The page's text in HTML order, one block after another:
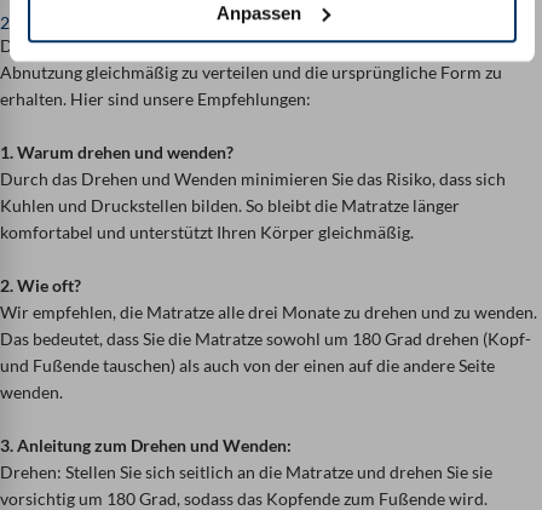
Anpassen
2. Regemäßiges Drehen und Wenden
Das regelmäßige Drehen und Wenden Ihrer Matratze hilft, die
Abnutzung gleichmäßig zu verteilen und die ursprüngliche Form zu
erhalten. Hier sind unsere Empfehlungen:
1. Warum drehen und wenden?
Durch das Drehen und Wenden minimieren Sie das Risiko, dass sich
Kuhlen und Druckstellen bilden. So bleibt die Matratze länger
komfortabel und unterstützt Ihren Körper gleichmäßig.
2. Wie oft?
Wir empfehlen, die Matratze alle drei Monate zu drehen und zu wenden.
Das bedeutet, dass Sie die Matratze sowohl um 180 Grad drehen (Kopf-
und Fußende tauschen) als auch von der einen auf die andere Seite
wenden.
3.Anleitung zum Drehen und Wenden:
Drehen: Stellen Sie sich seitlich an die Matratze und drehen Sie sie
vorsichtig um 180 Grad, sodass das Kopfende zum Fußende wird.